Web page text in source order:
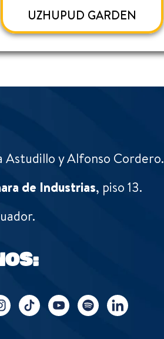
UZHUPUD GARDEN
Astudillo y Alfonso Cordero.
de Industrias, piso 13.